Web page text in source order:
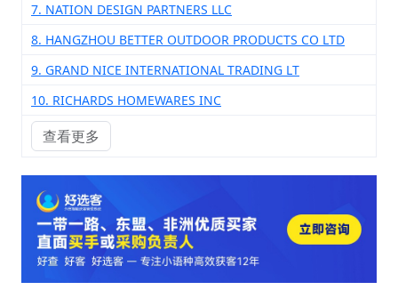
7. NATION DESIGN PARTNERS LLC
8. HANGZHOU BETTER OUTDOOR PRODUCTS CO LTD
9. GRAND NICE INTERNATIONAL TRADING LT
10. RICHARDS HOMEWARES INC
查看更多